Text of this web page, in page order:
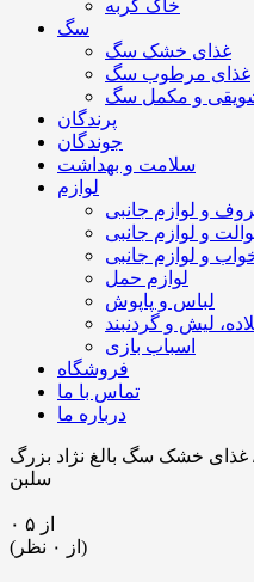
خاک گربه
سگ
غذای خشک سگ
غذای مرطوب سگ
و مکمل سگ
پرندگان
جوندگان
سلامت و بهداشت
لوازم
و لوازم جانبی
و لوازم جانبی
و لوازم جانبی
لوازم حمل
لباس و پاپوش
لیش و گردنبند
اسباب بازی
فروشگاه
تماس با ما
درباره ما
غذای خشک سگ بالغ نژاد بزرگ
سلبن
۰ از ۵
(از ۰ نظر)